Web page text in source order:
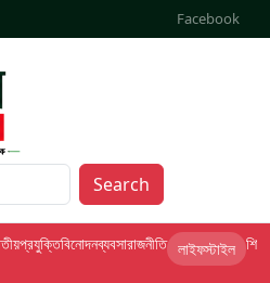
Facebook
Search
প্রযুক্তিবিনোদনব্যবসারাজনীতি লাইফস্টাইল শিক্ষা